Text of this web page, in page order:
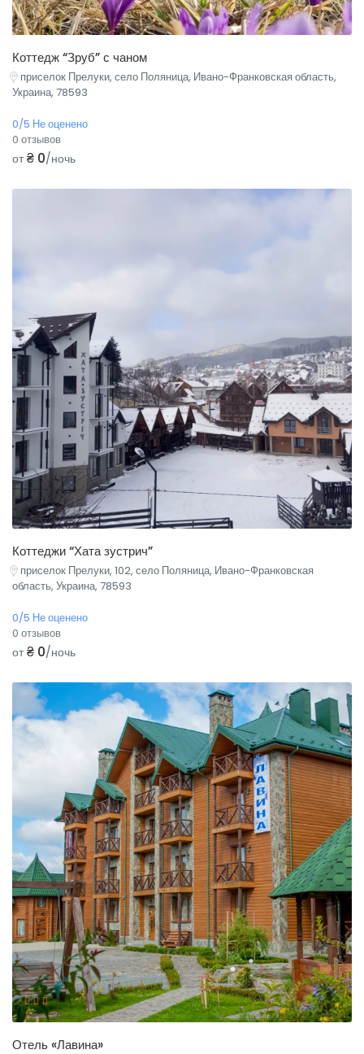
Коттедж “Зруб” с чаном
приселок Прелуки, село Поляница, Ивано-Франковская область,
Украина, 78593
0/5 Не оценено
0 отзывов
от₴ 0/ночь
Коттеджи “Хата зустрич”
приселок Прелуки, 102, село Поляница, Ивано-Франковская
область, Украина, 78593
0/5 Не оценено
0 отзывов
от₴ 0/ночь
Отель «Лавина»